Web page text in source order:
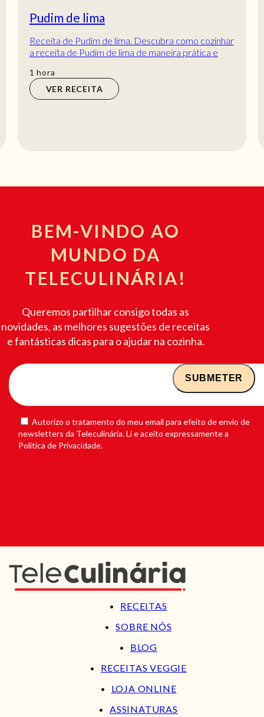
Pudim de lima
Receita de Pudim de lima. Descubra como cozinhar
a receita de Pudim de lima de maneira prática e
1 hora
hora
VER RECEITA
BEM-VINDO AO
MUNDO DA
TELECULINÁRIA!
Queremos partilhar consigo todas as
novidades, as melhores sugestões de receitas
e fantásticas dicas para o ajudar na cozinha.
Autorizo o tratamento do meu email para efeito de envio de
newsletters da Teleculinária. Li e aceito expressamente a
Política de Privacidade.
RECEITAS
SOBRE NÓS
BLOG
RECEITAS VEGGIE
LOJA ONLINE
ASSINATURAS